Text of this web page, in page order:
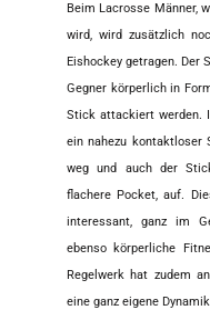
Beim Lacrosse Männer,
wird, wird zusätzlich
Eishockey getragen. Der
Gegner körperlich in
Stick attackiert werden.
ein nahezu kontaktloser
weg und auch der
flachere Pocket, auf.
interessant, ganz im
ebenso körperliche
Regelwerk hat zudem
eine ganz eigene